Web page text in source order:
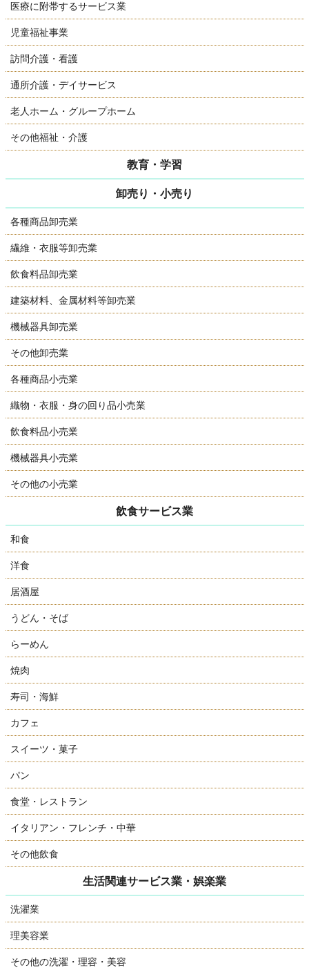
医療に附帯するサービス業
児童福祉事業
訪問介護・看護
通所介護・デイサービス
老人ホーム・グループホーム
その他福祉・介護
教育・学習
卸売り・小売り
各種商品卸売業
繊維・衣服等卸売業
飲食料品卸売業
建築材料、金属材料等卸売業
機械器具卸売業
その他卸売業
各種商品小売業
織物・衣服・身の回り品小売業
飲食料品小売業
機械器具小売業
その他の小売業
飲食サービス業
和食
洋食
居酒屋
うどん・そば
らーめん
焼肉
寿司・海鮮
カフェ
スイーツ・菓子
パン
食堂・レストラン
イタリアン・フレンチ・中華
その他飲食
生活関連サービス業・娯楽業
洗濯業
理美容業
その他の洗濯・理容・美容